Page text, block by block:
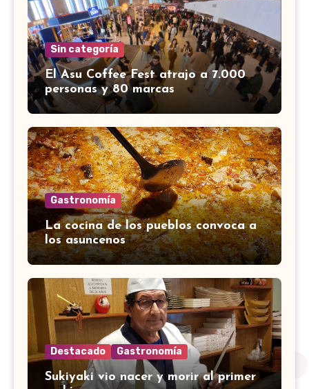
Sin categoría
El Asu Coffee Fest atrajo a 7.000
personas y 80 marcas
Gastronomía
La cocina de los pueblos convoca a
los asuncenos
Destacado Gastronomía
Sukiyaki vio nacer y morir al primer